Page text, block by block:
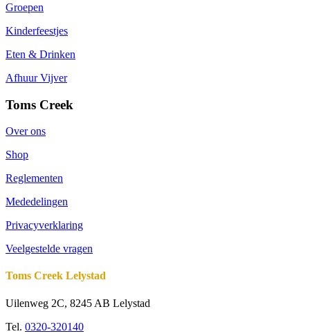
Groepen
Kinderfeestjes
Eten & Drinken
Afhuur Vijver
Toms Creek
Over ons
Shop
Reglementen
Mededelingen
Privacyverklaring
Veelgestelde vragen
Toms Creek Lelystad
Uilenweg 2C, 8245 AB Lelystad
Tel. 0320-320140